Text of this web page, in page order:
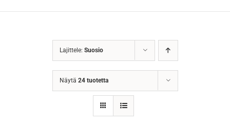
Lajittele: Suosio
Näytä 24 tuotetta